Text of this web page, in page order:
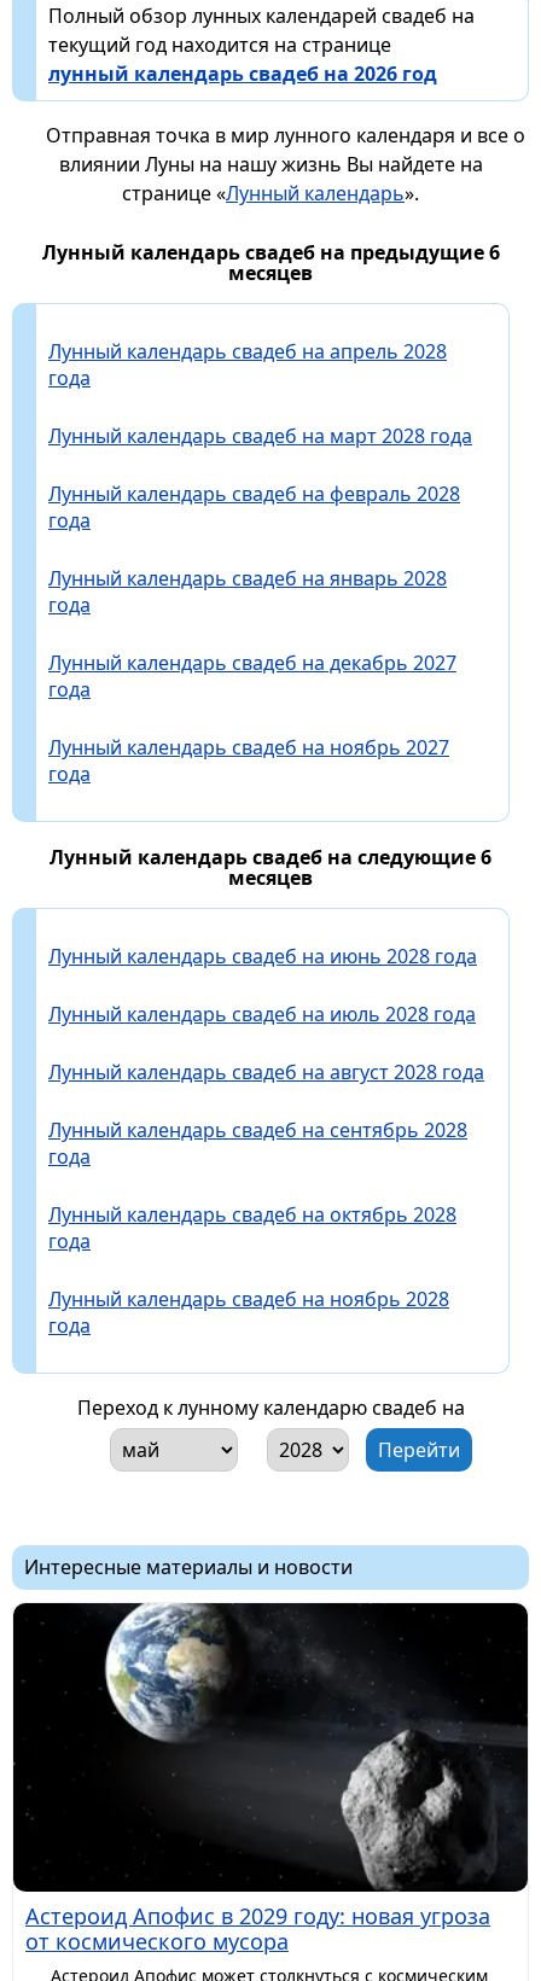
Полный обзор лунных календарей свадеб на
текущий год находится на странице
лунный календарь свадеб на 2026 год
Отправная точка в мир лунного календаря и все о
влиянии Луны на нашу жизнь Вы найдете на
странице «Лунный календарь».
Лунный календарь свадеб на предыдущие 6
месяцев
Лунный календарь свадеб на апрель 2028
года
Лунный календарь свадеб на март 2028 года
Лунный календарь свадеб на февраль 2028
года
Лунный календарь свадеб на январь 2028
года
Лунный календарь свадеб на декабрь 2027
года
Лунный календарь свадеб на ноябрь 2027
года
Лунный календарь свадеб на следующие 6
месяцев
Лунный календарь свадеб на июнь 2028 года
Лунный календарь свадеб на июль 2028 года
Лунный календарь свадеб на август 2028 года
Лунный календарь свадеб на сентябрь 2028
года
Лунный календарь свадеб на октябрь 2028
года
Лунный календарь свадеб на ноябрь 2028
года
Переход к лунному календарю свадеб на
Интересные материалы и новости
Астероид Апофис в 2029 году: новая угроза
от космического мусора
Астероид Апофис может столкнуться с космическим